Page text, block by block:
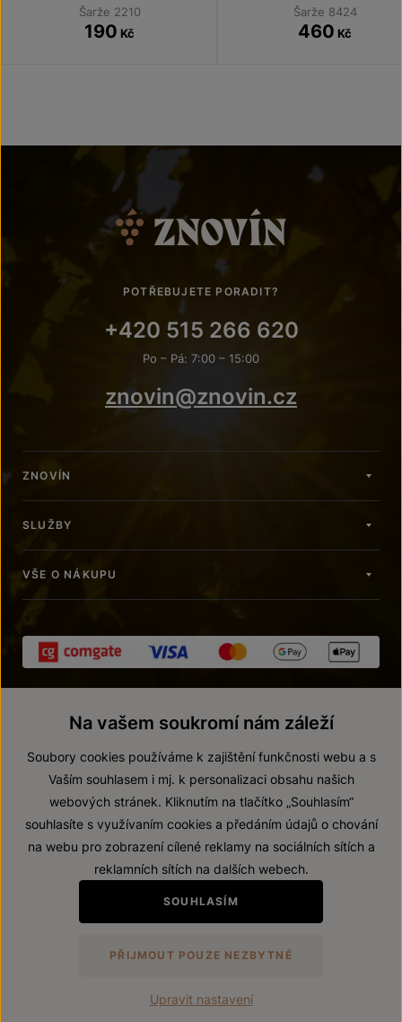
Šarže 2210
190 Kč
Šarže 8424
460 Kč
POTŘEBUJETE PORADIT?
+420 515 266 620
Po – Pá: 7:00 – 15:00
znovin@znovin.cz
ZNOVÍN
SLUŽBY
VŠE O NÁKUPU
© 2026 ZNOVÍN ZNOJMO, a. s.
Prohlášení o přístupnosti
Zákaz prodeje alkoholických nápojů osobám mladším 18 let.
VytvořilwebProgress
Na vašem soukromí nám záleží
Soubory cookies používáme k zajištění funkčnosti webu a s
Vaším souhlasem i mj. k personalizaci obsahu našich
webových stránek. Kliknutím na tlačítko „Souhlasím“
souhlasíte s využívaním cookies a předáním údajů o chování
na webu pro zobrazení cílené reklamy na sociálních sítích a
reklamních sítích na dalších webech.
SOUHLASÍM
PŘIJMOUT POUZE NEZBYTNÉ
Upravit nastavení